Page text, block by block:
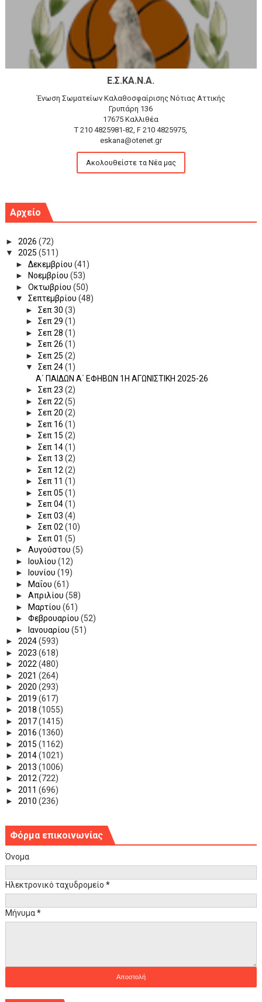
Ε.Σ.ΚΑ.Ν.Α.
Ένωση Σωματείων Καλαθοσφαίρισης Νότιας Αττικής
Γρυπάρη 136
17675 Καλλιθέα
T 210 4825981-82, F 210 4825975,
eskana@otenet.gr
Ακολουθείστε τα Νέα μας
Αρχείο
► 2026 (72)
▼ 2025 (511)
► Δεκεμβρίου (41)
►
Νοεμβρίου (53)
► Οκτωβρίου (50)
▼ Σεπτεμβρίου (48)
► Σεπ 30 (3)
► Σεπ 29 (1)
► Σεπ 28 (1)
► Σεπ 26 (1)
► Σεπ 25 (2)
▼ Σεπ 24(1)
Α΄ ΠΑΙΔΩΝ Α΄ ΕΦΗΒΩΝ 1Η ΑΓΩΝΙΣΤΙΚΗ 2025-26
► Σεπ 23 (2)
► Σεπ 22 (5)
► Σεπ 20 (2)
► Σεπ 16 (1)
► Σεπ 15 (2)
► Σεπ 14(1)
► Σεπ 13 (2)
► Σεπ 12 (2)
► Σεπ 11 (1)
► Σεπ 05 (1)
► Σεπ 04(1)
► Σεπ 03 (4)
► Σεπ 02(10)
► Σεπ 01 (5)
► Αυγούστου (5)
►
Ιουλίου (12)
►
Ιουνίου (19)
►
Μαΐου (61)
► Απριλίου (58)
►
Μαρτίου (61)
► Φεβρουαρίου (52)
►
Ιανουαρίου (51)
► 2024(593)
► 2023 (618)
► 2022(480)
► 2021 (264)
► 2020 (293)
► 2019 (617)
► 2018 (1055)
► 2017(1415)
► 2016 (1360)
► 2015 (1162)
► 2014(1021)
► 2013 (1006)
► 2012(722)
► 2011 (696)
► 2010 (236)
Φόρμα επικοινωνίας
Όνομα
Ηλεκτρονικό ταχυδρομείο *
Μήνυμα*